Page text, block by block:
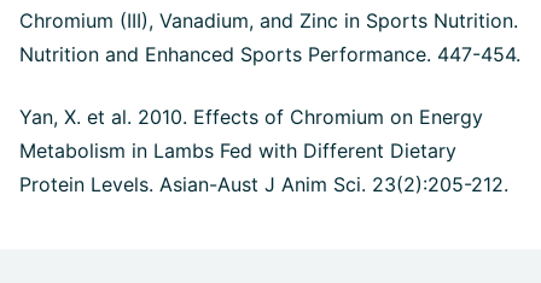
Chromium (III), Vanadium, and Zinc in Sports Nutrition.
Nutrition and Enhanced Sports Performance. 447-454.
Yan, X. et al. 2010. Effects of Chromium on Energy
Metabolism in Lambs Fed with Different Dietary
Protein Levels. Asian-Aust J Anim Sci. 23(2):205-212.